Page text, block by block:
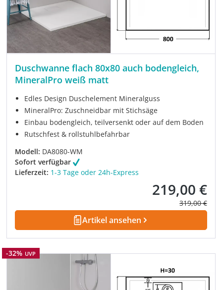
Duschwanne flach 80x80 auch bodengleich,
MineralPro weiß matt
Edles Design Duschelement Mineralguss
MineralPro: Zuschneidbar mit Stichsäge
Einbau bodengleich, teilversenkt oder auf dem Boden
Rutschfest & rollstuhlbefahrbar
Modell: DA8080-WM
Sofort verfügbar
Lieferzeit: 1-3 Tage oder 24h-Express
Verkaufspreis:
219,00 €
Regulärer
319,00 €
Artikel ansehen
Rabatt
-32% UVP